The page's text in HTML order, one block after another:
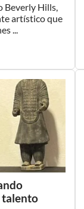
Beverly Hills,
artístico que
...
talento